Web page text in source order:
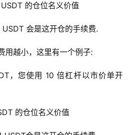
的仓位名义价值
会是这开仓的手续费.
用越小，这里有一个例子:
，您使用 10 倍杠杆以市价单开
的仓位名义价值